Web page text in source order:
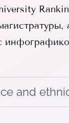
and